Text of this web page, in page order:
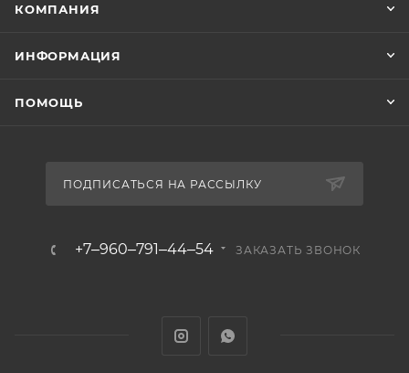
КОМПАНИЯ
ИНФОРМАЦИЯ
ПОМОЩЬ
ПОДПИСАТЬСЯ НА РАССЫЛКУ
+7‒960‒791‒44‒54 ЗАКАЗАТЬ ЗВОНОК